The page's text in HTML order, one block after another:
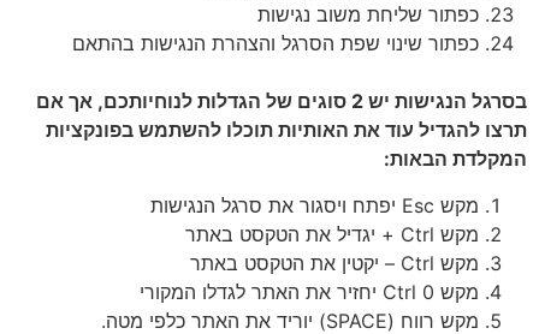
כפתור שליחת משוב נגישות
כפתור שינוי שפת הסרגל והצהרת הנגישות בהתאם
בסרגל הנגישות יש 2 סוגים של הגדלות לנוחיותכם, אך אם
תרצו להגדיל עוד את האותיות תוכלו להשתמש בפונקציות
המקלדת הבאות:
מקש Esc יפתח ויסגור את סרגל הנגישות
מקש Ctrl + יגדיל את הטקסט באתר
מקש Ctrl – יקטין את הטקסט באתר
מקש Ctrl 0 יחזיר את האתר לגדלו המקורי
מקש רווח (SPACE) יוריד את האתר כלפי מטה.